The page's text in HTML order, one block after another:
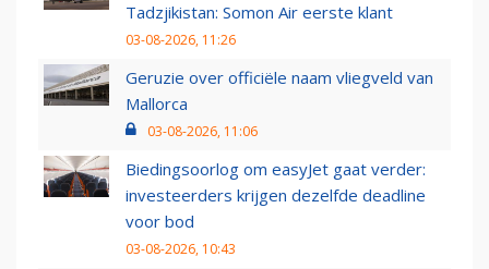
Tadzjikistan: Somon Air eerste klant
03-08-2026, 11:26
Geruzie over officiële naam vliegveld van
Mallorca
03-08-2026, 11:06
Biedingsoorlog om easyJet gaat verder:
investeerders krijgen dezelfde deadline
voor bod
03-08-2026, 10:43